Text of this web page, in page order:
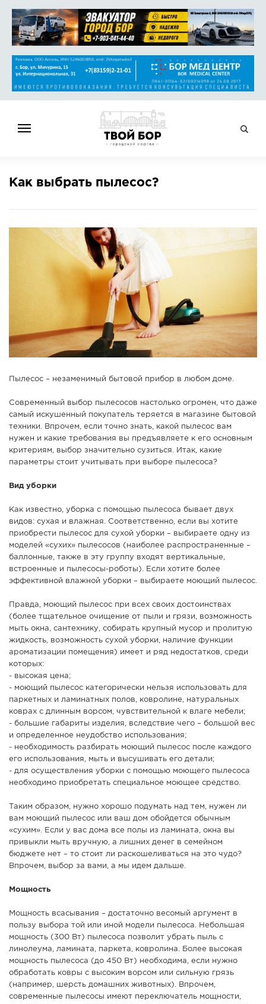
НОВОСТИ
РАБОТА
АФИША
СПРАВКА
СТАТЬИ
ГОЛОСОВАНИЯ
ПРЕДЛОЖИТЬ НОВОСТЬ
Как выбрать пылесос?
Пылесос – незаменимый бытовой прибор в любом доме.
Современный выбор пылесосов настолько огромен, что даже
самый искушенный покупатель теряется в магазине бытовой
техники. Впрочем, если точно знать, какой пылесос вам
нужен и какие требования вы предъявляете к его основным
критериям, выбор значительно сузиться. Итак, какие
параметры стоит учитывать при выборе пылесоса?
Вид уборки
Как известно, уборка с помощью пылесоса бывает двух
видов: сухая и влажная. Соответственно, если вы хотите
приобрести пылесос для сухой уборки – выбираете одну из
моделей «сухих» пылесосов (наиболее распространенные –
баллонные, также в эту группу входят вертикальные,
встроенные и пылесосы-роботы). Если хотите более
эффективной влажной уборки – выбираете моющий пылесос.
Правда, моющий пылесос при всех своих достоинствах
(более тщательное очищение от пыли и грязи, возможность
мыть окна, сантехнику, собирать крупный мусор и пролитую
жидкость, возможность сухой уборки, наличие функции
ароматизации помещения) имеет и ряд недостатков, среди
которых:
- высокая цена;
- моющий пылесос категорически нельзя использовать для
паркетных и ламинатных полов, ковролине, натуральных
коврах с длинным ворсом, чувствительной к влаге мебели;
- большие габариты изделия, вследствие чего – большой вес
и определенное неудобство использования;
- необходимость разбирать моющий пылесос после каждого
его использования, мыть и высушивать его детали;
- для осуществления уборки с помощью моющего пылесоса
необходимо приобретать специальное моющее средство.
Таким образом, нужно хорошо подумать над тем, нужен ли
вам моющий пылесос или ваш дом обойдется обычным
«сухим». Если у вас дома все полы из ламината, окна вы
привыкли мыть вручную, а лишних денег в семейном
бюджете нет – то стоит ли раскошеливаться на это чудо?
Впрочем, выбор за вами, а мы идем дальше.
Мощность
Мощность всасывания – достаточно весомый аргумент в
пользу выбора той или иной модели пылесоса. Небольшая
мощность (300 Вт) пылесоса позволит убрать пыль с
линолеума, ламината, паркета, ковролина. Более высокая
мощность пылесоса (до 450 Вт) необходима, если нужно
обработать ковры с высоким ворсом или сильную грязь
(например, шерсть домашних животных). Впрочем,
современные пылесосы имеют переключатель мощности,